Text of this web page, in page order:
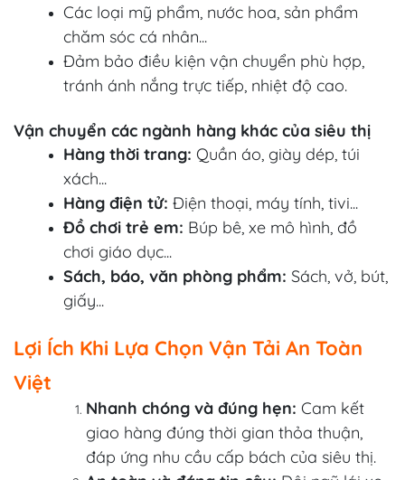
Các loại mỹ phẩm, nước hoa, sản phẩm
chăm sóc cá nhân...
Đảm bảo điều kiện vận chuyển phù hợp,
tránh ánh nắng trực tiếp, nhiệt độ cao.
Vận chuyển các ngành hàng khác của siêu thị
Hàng thời trang: Quần áo, giày dép, túi
xách...
Hàng điện tử: Điện thoại, máy tính, tivi...
Đồ chơi trẻ em: Búp bê, xe mô hình, đồ
chơi giáo dục...
Sách, báo, văn phòng phẩm: Sách, vở, bút,
giấy...
Lợi Ích Khi Lựa Chọn Vận Tải An Toàn
Việt
Nhanh chóng và đúng hẹn: Cam kết
giao hàng đúng thời gian thỏa thuận,
đáp ứng nhu cầu cấp bách của siêu thị.